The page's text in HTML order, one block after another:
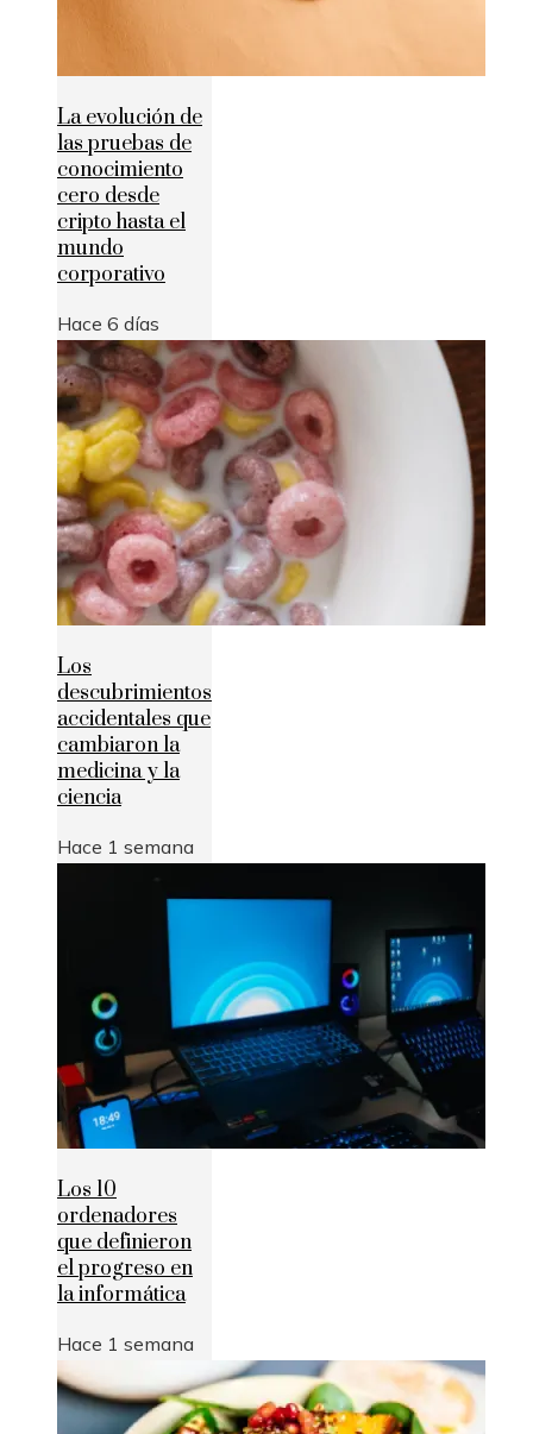
La evolución de
las pruebas de
conocimiento
cero desde
cripto hasta el
mundo
corporativo
Hace 6 días
Los
descubrimientos
accidentales que
cambiaron la
medicina y la
ciencia
Hace 1 semana
Los 10
ordenadores
que definieron
el progreso en
la informática
Hace 1 semana